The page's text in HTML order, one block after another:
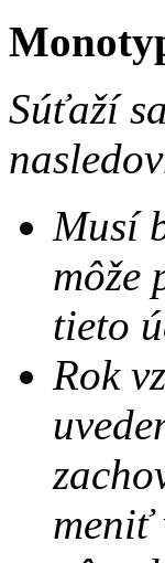
Súťaží
Musí
môže
tieto
Rok
meniť